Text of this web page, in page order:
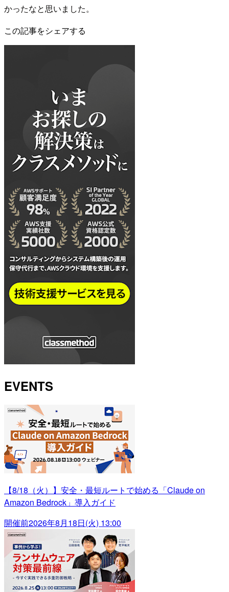
かったなと思いました。
この記事をシェアする
EVENTS
【8/18（火）】安全・最短ルートで始める「Claude on
Amazon Bedrock」導入ガイド
開催前2026年8月18日(火) 13:00